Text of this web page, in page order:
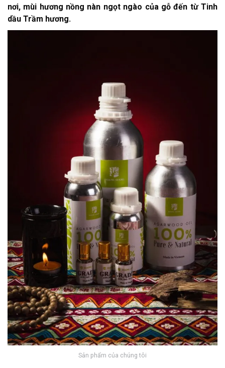
nơi, mùi hương nồng nàn ngọt ngào của gỗ đến từ Tinh
dầu Trầm hương.
Sản phẩm của chúng tôi